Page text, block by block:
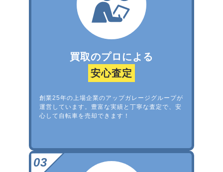
買取のプロによる
安心査定
創業25年の上場企業のアップガレージグループが
運営しています。豊富な実績と丁寧な査定で、安
心して自転車を売却できます！